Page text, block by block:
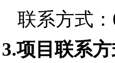
联系方式：
3.项目联系